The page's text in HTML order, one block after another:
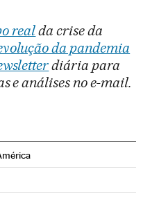
realda crise da
da pandemia
diária para
e análises no e-mail.
en Instagram
en Facebook